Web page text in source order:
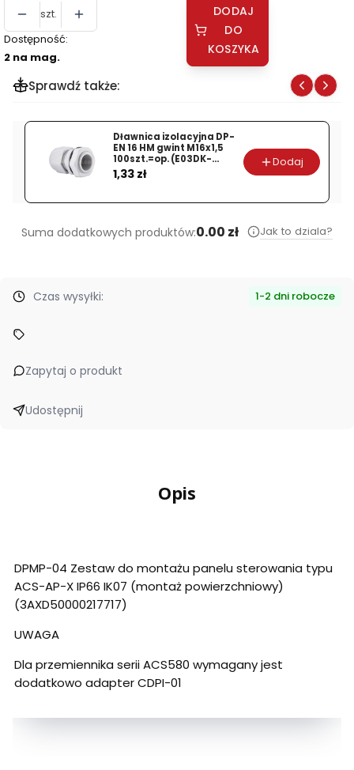
szt.
Dostępność:
2 na mag.
DODAJ
DO
KOSZYKA
Sprawdź także:
Dławnica izolacyjna DP-
EN 16 HM gwint M16x1,5
100szt.=op. (E03DK-
01040100201)
Cena
1,33 zł
Dodaj
Suma dodatkowych produktów:0.00 zł Jak to dziala?
Czas wysyłki: 1-2 dni robocze
Zapytaj o produkt
Udostępnij
Opis
DPMP-04 Zestaw do montażu panelu sterowania typu
ACS-AP-X IP66 IK07 (montaż powierzchniowy)
(3AXD50000217717)
UWAGA
Dla przemiennika serii ACS580 wymagany jest
dodatkowo adapter CDPI-01